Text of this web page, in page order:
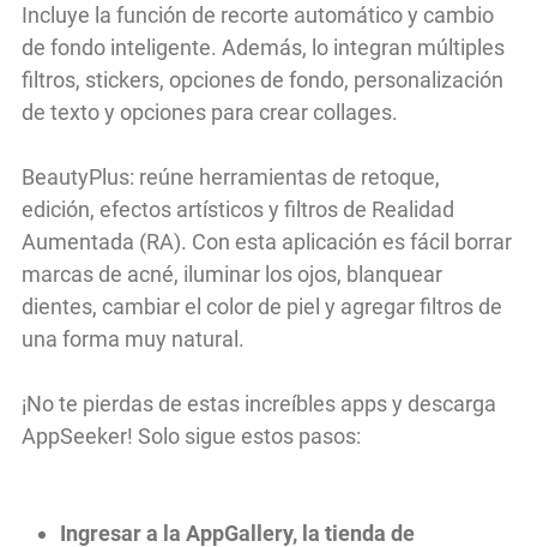
Incluye la función de recorte automático y cambio
de fondo inteligente. Además, lo integran múltiples
filtros, stickers, opciones de fondo, personalización
de texto y opciones para crear collages.
BeautyPlus: reúne herramientas de retoque,
edición, efectos artísticos y filtros de Realidad
Aumentada (RA). Con esta aplicación es fácil borrar
marcas de acné, iluminar los ojos, blanquear
dientes, cambiar el color de piel y agregar filtros de
una forma muy natural.
¡No te pierdas de estas increíbles apps y descarga
AppSeeker! Solo sigue estos pasos:
Ingresar a la AppGallery, la tienda de